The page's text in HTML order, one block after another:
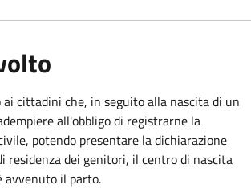
cittadini che, in seguito alla nascita di un
all'obbligo di registrarne la
potendo presentare la dichiarazione
residenza dei genitori, il centro di nascita
avvenuto il parto.